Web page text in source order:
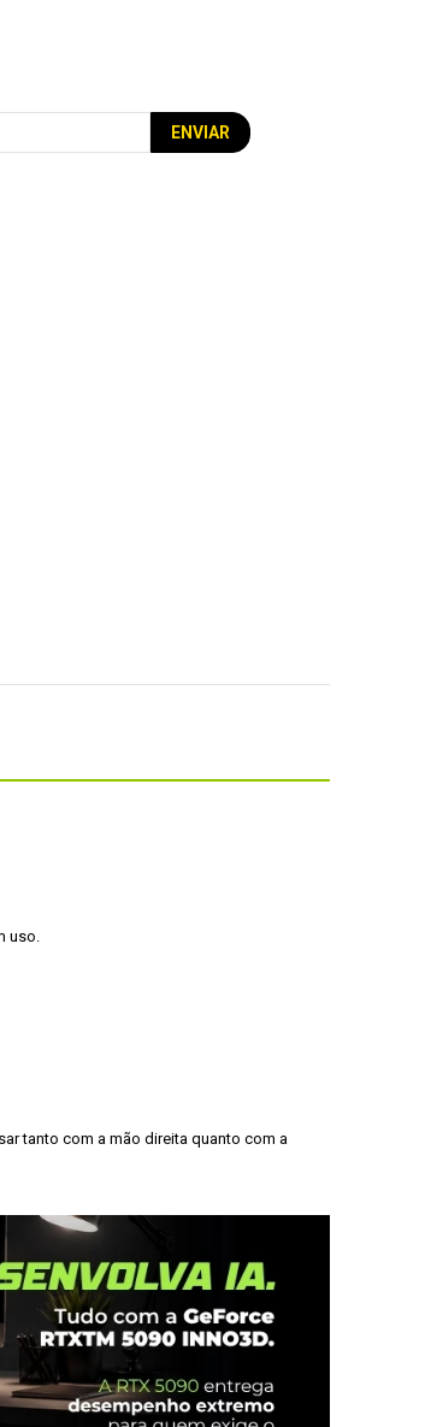
ENVIAR
uso.
tanto com a mão direita quanto com a